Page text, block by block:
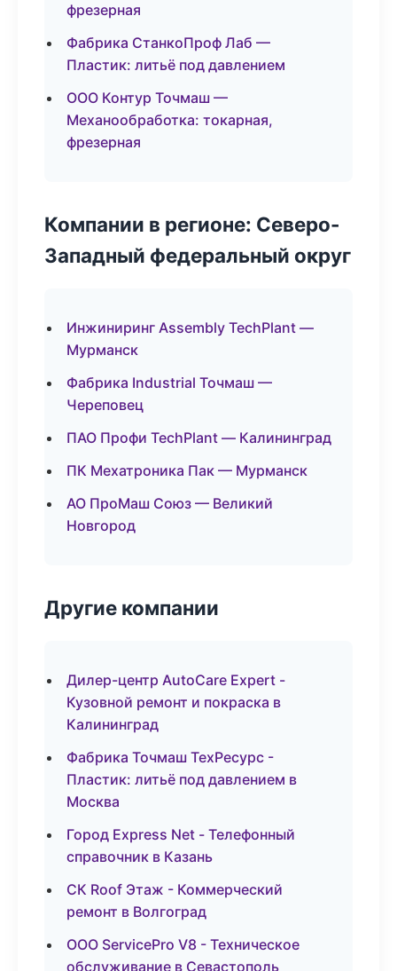
фрезерная
Фабрика СтанкоПроф Лаб —
Пластик: литьё под давлением
ООО Контур Точмаш —
Механообработка: токарная,
фрезерная
Компании в регионе: Северо-
Западный федеральный округ
Инжиниринг Assembly TechPlant —
Мурманск
Фабрика Industrial Точмаш —
Череповец
ПАО Профи TechPlant — Калининград
ПК Мехатроника Пак — Мурманск
АО ПроМаш Союз — Великий
Новгород
Другие компании
Дилер-центр AutoCare Expert -
Кузовной ремонт и покраска в
Калининград
Фабрика Точмаш ТехРесурс -
Пластик: литьё под давлением в
Москва
Город Express Net - Телефонный
справочник в Казань
СК Roof Этаж - Коммерческий
ремонт в Волгоград
ООО ServicePro V8 - Техническое
обслуживание в Севастополь